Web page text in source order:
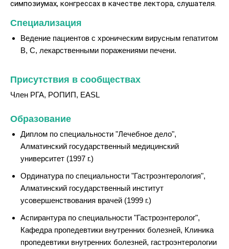
симпозиумах, конгрессах в качестве лектора, слушателя.
Специализация
Ведение пациентов с хроническим вирусным гепатитом
В, С, лекарственными поражениями печени.
Присутствия в сообществах
Член РГА, РОПИП, EASL
Образование
Диплом по специальности "Лечебное дело",
Алматинский государственный медицинский
университет (1997 г.)
Ординатура по специальности "Гастроэнтерология",
Алматинский государственный институт
усовершенствования врачей (1999 г.)
Аспирантура по специальности "Гастроэнтеролог",
Кафедра пропедевтики внутренних болезней, Клиника
пропедевтики внутренних болезней, гастроэнтерологии